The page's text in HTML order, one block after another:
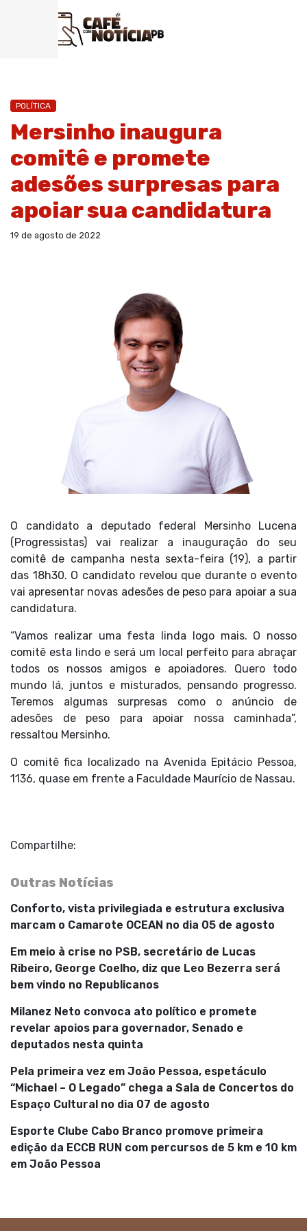
POLÍTICA
Mersinho inaugura
comitê e promete
adesões surpresas para
apoiar sua candidatura
19 de agosto de 2022
O candidato a deputado federal Mersinho Lucena
(Progressistas) vai realizar a inauguração do seu
comitê de campanha nesta sexta-feira (19), a partir
das 18h30. O candidato revelou que durante o evento
vai apresentar novas adesões de peso para apoiar a sua
candidatura.
“Vamos realizar uma festa linda logo mais. O nosso
comitê esta lindo e será um local perfeito para abraçar
todos os nossos amigos e apoiadores. Quero todo
mundo lá, juntos e misturados, pensando progresso.
Teremos algumas surpresas como o anúncio de
adesões de peso para apoiar nossa caminhada”,
ressaltou Mersinho.
O comitê fica localizado na Avenida Epitácio Pessoa,
1136, quase em frente a Faculdade Maurício de Nassau.
Compartilhe:
Outras Notícias
Conforto, vista privilegiada e estrutura exclusiva
marcam o Camarote OCEAN no dia 05 de agosto
Em meio à crise no PSB, secretário de Lucas
Ribeiro, George Coelho, diz que Leo Bezerra será
bem vindo no Republicanos
Milanez Neto convoca ato político e promete
revelar apoios para governador, Senado e
deputados nesta quinta
Pela primeira vez em João Pessoa, espetáculo
“Michael – O Legado” chega a Sala de Concertos do
Espaço Cultural no dia 07 de agosto
Esporte Clube Cabo Branco promove primeira
edição da ECCB RUN com percursos de 5 km e 10 km
em João Pessoa